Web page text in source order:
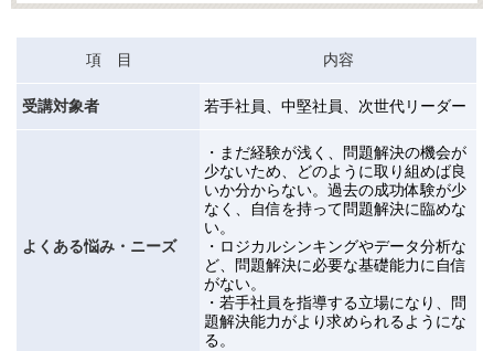
項 目 内容
受講対象者 若手社員、中堅社員、次世代リーダー
よくある悩み・ニーズ
・まだ経験が浅く、問題解決の機会が
少ないため、どのように取り組めば良
いか分からない。過去の成功体験が少
なく、自信を持って問題解決に臨めな
い。
・ ロジカルシンキングやデータ分析な
ど、問題解決に必要な基礎能力に自信
がない。
・若手社員を指導する立場になり、問
題解決能力がより求められるようにな
る。